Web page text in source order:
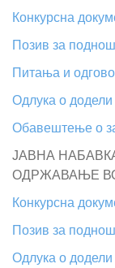
Конкурсна
Позив за
Питања и
Одлука о
Обавештење о
ЈАВНА
ОДРЖАВАЊЕ
Конкурсна
Позив за
Одлука о